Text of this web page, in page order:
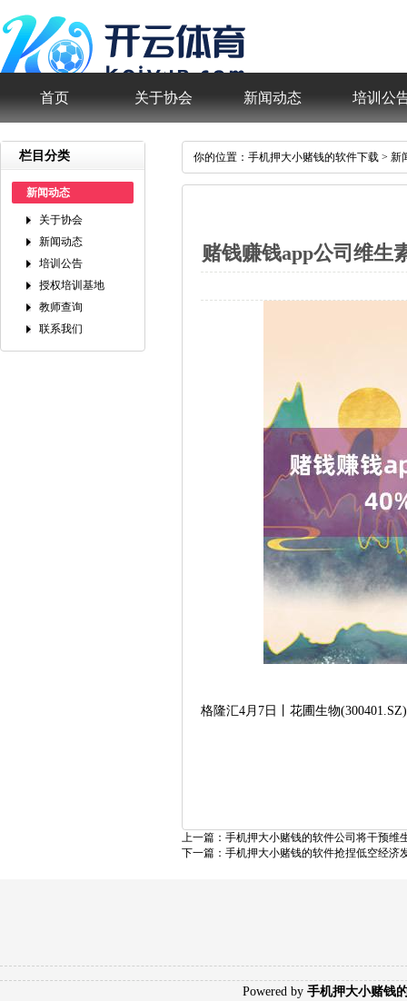
首页 关于协会 新闻动态 培训公
栏目分类
新闻动态
关于协会
新闻动态
培训公告
授权培训基地
教师查询
联系我们
你的位置： 手机押大小赌钱的软件下载 > 新
赌钱赚钱app公司维生
格隆汇4月7日丨花圃生物
上一篇： 手机押大小赌钱的软件公司将干预维
下一篇： 手机押大小赌钱的软件抢捏低空经济
Poweredby 手机押大小赌钱